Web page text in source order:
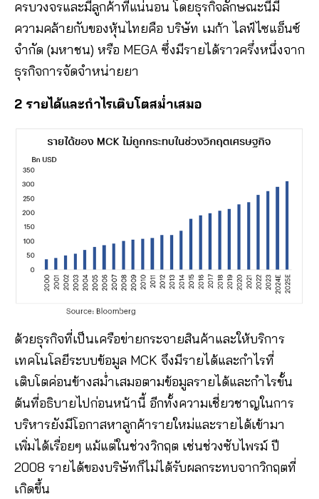
ครบวงจรและมีลูกค้าที่แน่นอน โดยธุรกิจลักษณะนี้มี
ความคล้ายกับของหุ้นไทยคือ บริษัท เมก้า ไลฟ์ไซแอ็นซ์
จำกัด (มหาชน) หรือ MEGA ซึ่งมีรายได้ราวครึ่งหนึ่งจาก
ธุรกิจการจัดจำหน่ายยา
2 รายได้และกำไรเติบโตสม่ำเสมอ
ด้วยธุรกิจที่เป็นเครือข่ายกระจายสินค้าและให้บริการ
เทคโนโลยีระบบข้อมูล MCK จึงมีรายได้และกำไรที่
เติบโตค่อนข้างสม่ำเสมอตามข้อมูลรายได้และกำไรขั้น
ต้นที่อธิบายไปก่อนหน้านี้ อีกทั้งความเชี่ยวชาญในการ
บริหารยังมีโอกาสหาลูกค้ารายใหม่และรายได้เข้ามา
เพิ่มได้เรื่อยๆ แม้แต่ในช่วงวิกฤต เช่นช่วงซับไพรม์ ปี
2008 รายได้ของบริษัทก็ไม่ได้รับผลกระทบจากวิกฤตที่
เกิดขึ้น